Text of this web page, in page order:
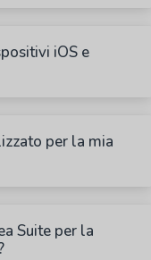
iOS e
per la mia
Suite per la